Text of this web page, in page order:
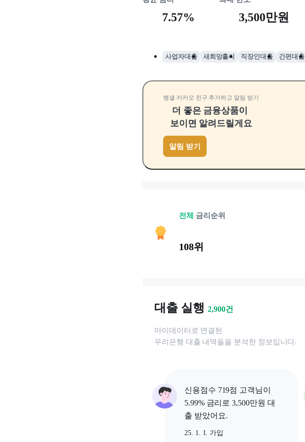
7.57% 3,500만원
사업자대출 새희망홀씨 직장인대출 간편대출
뱅샐 카카오 친구 추가하고 알림 받기
더 좋은 금융상품이
보이면 알려드릴게요
알림 받기
전체 금리순위
108위
대출 실행 2,900건
마이데이터로 연결된
우리은행 대출 내역들을 분석한 정보입니다.
신용점수 719점 고객님이
5.99% 금리로 3,500만원 대
출 받았어요.
25. 1. 1. 가입